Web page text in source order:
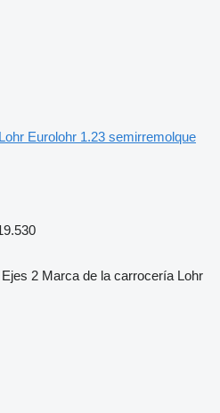
Lohr Eurolohr 1.23 semirremolque
Ejes 2 Marca de la carrocería Lohr